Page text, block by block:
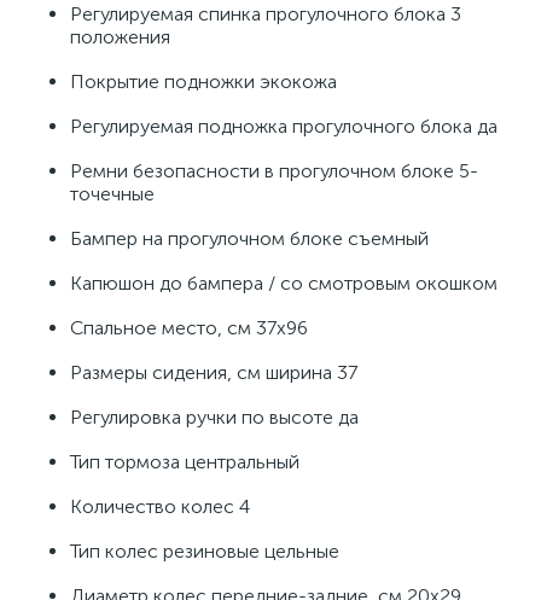
Регулируемая спинка прогулочного блока 3
положения
Покрытие подножки экокожа
Регулируемая подножка прогулочного блока да
Ремни безопасности в прогулочном блоке 5-
точечные
Бампер на прогулочном блоке съемный
Капюшон до бампера / со смотровым окошком
Спальное место, см 37х96
Размеры сидения, см ширина 37
Регулировка ручки по высоте да
Тип тормоза центральный
Количество колес 4
Тип колес резиновые цельные